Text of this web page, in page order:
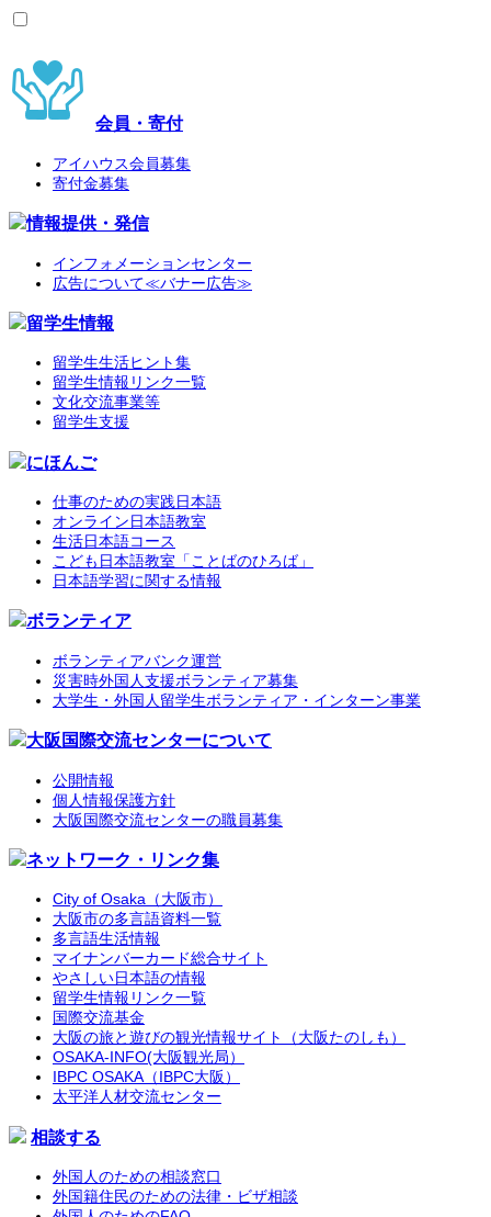
会員・寄付
アイハウス会員募集
寄付金募集
情報提供・発信
インフォメーションセンター
広告について≪バナー広告≫
留学生情報
留学生生活ヒント集
留学生情報リンク一覧
文化交流事業等
留学生支援
にほんご
仕事のための実践日本語
オンライン日本語教室
生活日本語コース
こども日本語教室「ことばのひろば」
日本語学習に関する情報
ボランティア
ボランティアバンク運営
災害時外国人支援ボランティア募集
大学生・外国人留学生ボランティア・インターン事業
大阪国際交流センターについて
公開情報
個人情報保護方針
大阪国際交流センターの職員募集
ネットワーク・リンク集
City of Osaka（大阪市）
大阪市の多言語資料一覧
多言語生活情報
マイナンバーカード総合サイト
やさしい日本語の情報
留学生情報リンク一覧
国際交流基金
大阪の旅と遊びの観光情報サイト（大阪たのしも）
OSAKA-INFO(大阪観光局）
IBPC OSAKA（IBPC大阪）
太平洋人材交流センター
相談する
外国人のための相談窓口
外国籍住民のための法律・ビザ相談